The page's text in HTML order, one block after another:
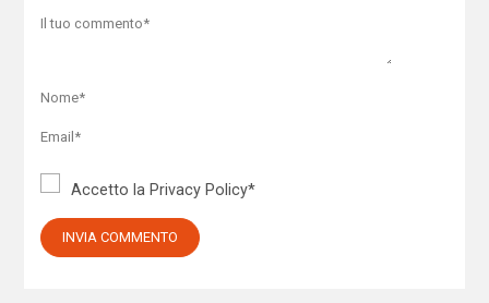
Accetto la Privacy Policy*